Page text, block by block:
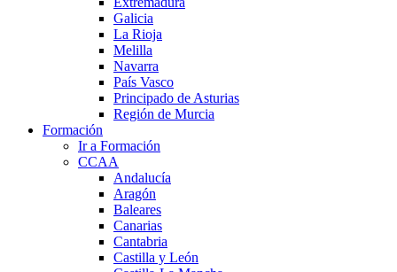
Galicia
La Rioja
Melilla
Navarra
País Vasco
Principado de Asturias
Región de Murcia
Formación
Ir a Formación
CCAA
Andalucía
Aragón
Baleares
Canarias
Cantabria
Castilla y León